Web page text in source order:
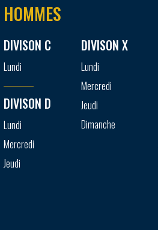
HOMMES
DIVISON C
Lundi
DIVISON D
Lundi
Mercredi
Jeudi
DIVISON X
Lundi
Mercredi
Jeudi
Dimanche